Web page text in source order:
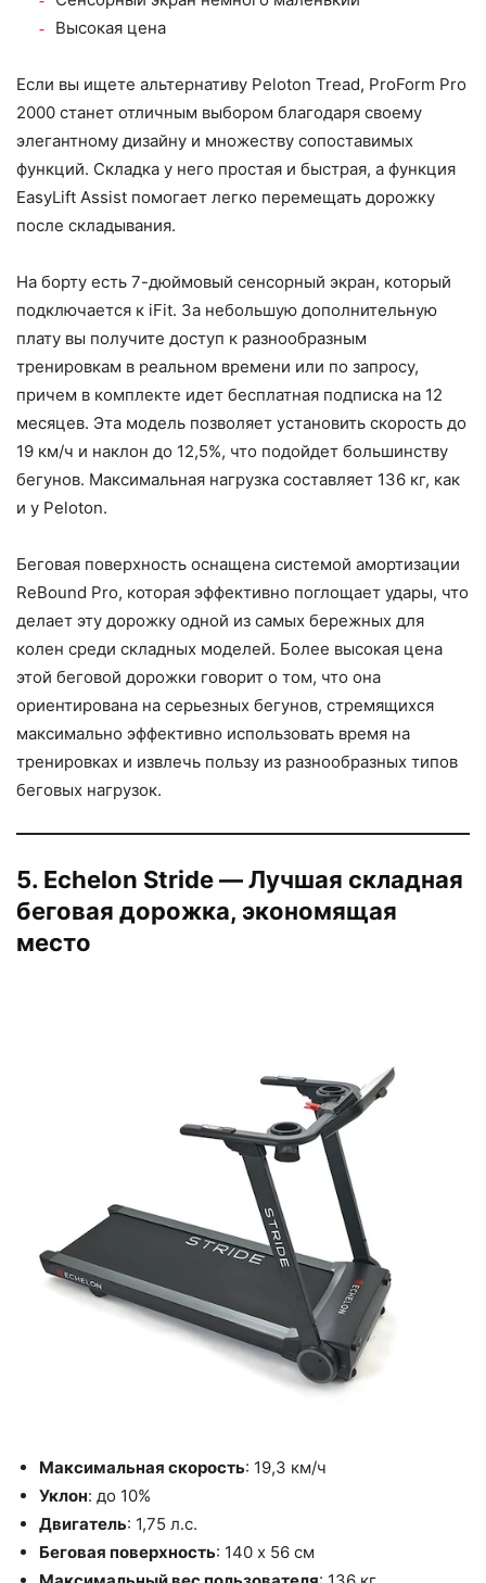
Высокая цена
Если вы ищете альтернативу Peloton Tread, ProForm Pro
2000 станет отличным выбором благодаря своему
элегантному дизайну и множеству сопоставимых
функций. Складка у него простая и быстрая, а функция
EasyLift Assist помогает легко перемещать дорожку
после складывания.
На борту есть 7-дюймовый сенсорный экран, который
подключается к iFit. За небольшую дополнительную
плату вы получите доступ к разнообразным
тренировкам в реальном времени или по запросу,
причем в комплекте идет бесплатная подписка на 12
месяцев. Эта модель позволяет установить скорость до
19 км/ч и наклон до 12,5%, что подойдет большинству
бегунов. Максимальная нагрузка составляет 136 кг, как
и у Peloton.
Беговая поверхность оснащена системой амортизации
ReBound Pro, которая эффективно поглощает удары, что
делает эту дорожку одной из самых бережных для
колен среди складных моделей. Более высокая цена
этой беговой дорожки говорит о том, что она
ориентирована на серьезных бегунов, стремящихся
максимально эффективно использовать время на
тренировках и извлечь пользу из разнообразных типов
беговых нагрузок.
5. Echelon Stride — Лучшая складная
беговая дорожка, экономящая
место
Максимальная скорость: 19,3 км/ч
Уклон: до 10%
Двигатель: 1,75 л.с.
Беговая поверхность: 140 x 56 см